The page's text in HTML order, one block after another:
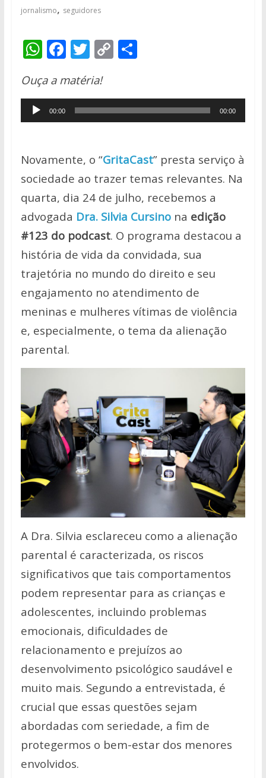
jornalismo, seguidores
W
at
s
A
p
F
e
b
o
k
T
itt
er
C
y
Li
k
S
e
Ouça a matéria!
Tocador
de
00:00 00:00
Novamente, o “GritaCast” presta serviço à
sociedade ao trazer temas relevantes. Na
quarta, dia 24 de julho, recebemos a
advogada Dra. Silvia Cursinona edição
#123 do podcast. O programa destacou a
história de vida da convidada, sua
trajetória no mundo do direito e seu
engajamento no atendimento de
meninas e mulheres vítimas de violência
e, especialmente, o tema da alienação
parental.
A Dra. Silvia esclareceu como a alienação
parental é caracterizada, os riscos
significativos que tais comportamentos
podem representar para as crianças e
adolescentes, incluindo problemas
emocionais, dificuldades de
relacionamento e prejuízos ao
desenvolvimento psicológico saudável e
muito mais. Segundo a entrevistada, é
crucial que essas questões sejam
abordadas com seriedade, a fim de
protegermos o bem-estar dos menores
envolvidos.